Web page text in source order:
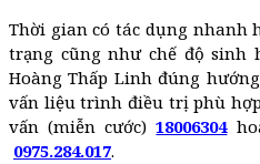
Thời gian có tác dụng nhanh
trạng cũng như chế độ sinh
Hoàng Thấp Linh đúng
vấn liệu trình điều trị phù
vấn (miễn cước)18006304
0975.284.017.